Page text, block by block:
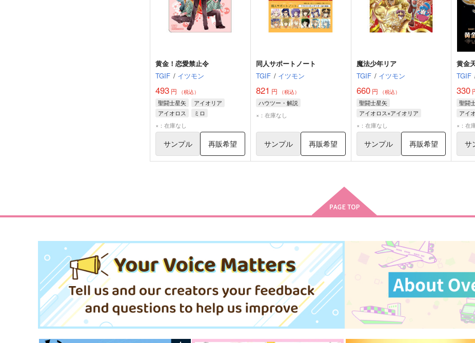
黄金！恋愛禁止令
TGIF / イツモン
493 円 （税込）
聖闘士星矢
アイオリア
アイオロス
ミロ
×：在庫なし
サンプル 再販希望
同人サポートノート
TGIF / イツモン
821 円 （税込）
ハウツー・解説
×：在庫なし
サンプル 再販希望
魔法少年リア
TGIF / イツモン
660円 （税込）
聖闘士星矢
アイオロス×アイオリア
アイオリア
リフィア
×：在庫なし
サンプル 再販希望
黄金
TGIF
330
聖闘
アイ
アイ
×：在
サ